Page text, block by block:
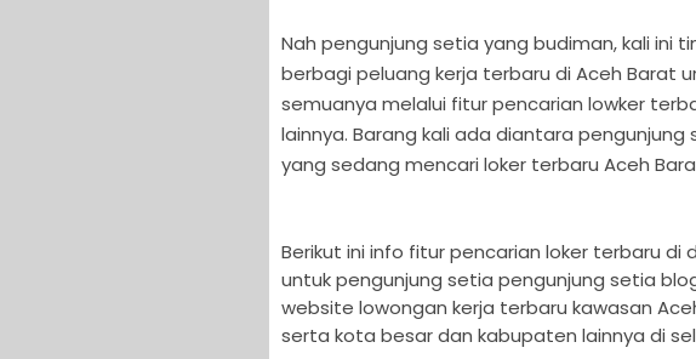
Nah pengunjung setia yang budiman, kali ini
berbagi peluang kerja terbaru di Aceh Barat
semuanya melalui fitur pencarian lowker
lainnya. Barang kali ada diantara pengunjung
yang sedang mencari loker terbaru Aceh
Berikut ini info fitur pencarian loker terbaru di
untuk pengunjung setia pengunjung setia
website lowongan kerja terbaru kawasan
serta kota besar dan kabupaten lainnya di